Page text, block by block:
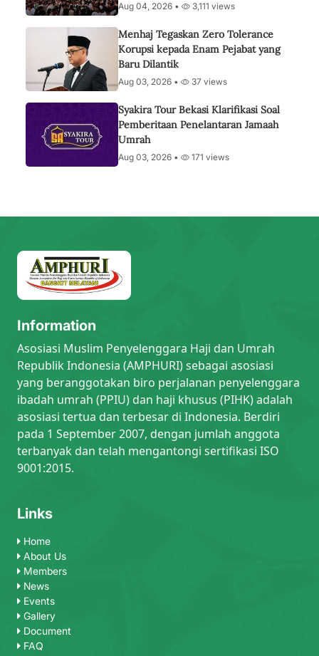
Aug 04, 2026 • 3,111 views
Menhaj Tegaskan Zero Tolerance
Korupsi kepada Enam Pejabat yang
Baru Dilantik
Aug 03, 2026 • 37 views
Syakira Tour Bekasi Klarifikasi Soal
Pemberitaan Penelantaran Jamaah
Umrah
Aug 03, 2026 • 171 views
Information
Asosiasi Muslim Penyelenggara Haji dan Umrah
Republik Indonesia (AMPHURI) sebagai asosiasi
yang beranggotakan biro perjalanan penyelenggara
ibadah umrah (PPIU) dan haji khusus (PIHK) adalah
asosiasi tertua dan terbesar di Indonesia. Berdiri
pada 1 September 2007, dengan jumlah anggota
terbanyak dan telah mengantongi sertifikasi ISO
9001:2015.
Links
Home
About Us
Members
News
Events
Gallery
Document
FAQ